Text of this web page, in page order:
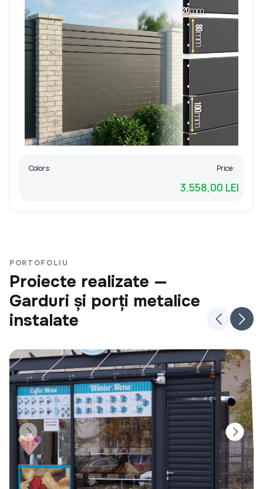
Colors: Price:
3.558,00 LEI
PORTOFOLIU
Proiecte realizate —
Garduri și porți metalice
instalate